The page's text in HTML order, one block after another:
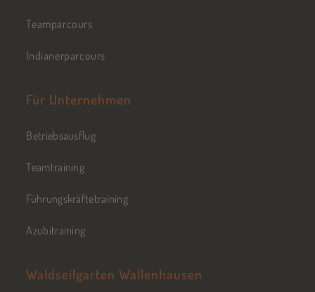
Teamparcours
Indianerparcours
Für Unternehmen
Betriebsausflug
Teamtraining
Führungskräftetraining
Azubitraining
Waldseilgarten Wallenhausen